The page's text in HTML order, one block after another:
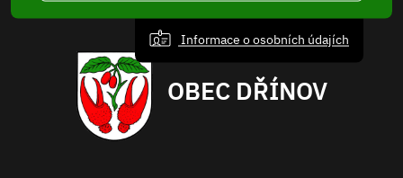
Informace o osobních údajích
OBEC DŘÍNOV